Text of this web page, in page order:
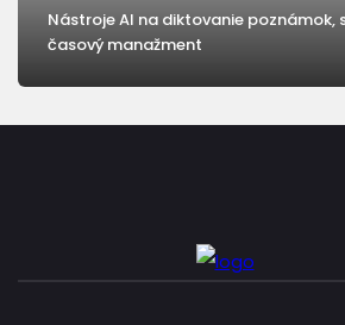
Nástroje AI na diktovanie poznámok,
časový manažment